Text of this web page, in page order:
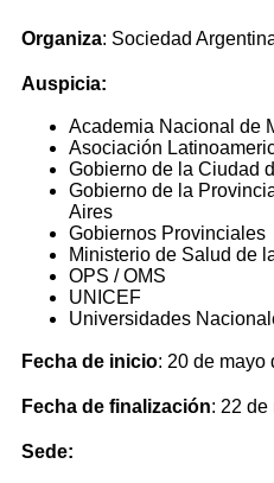
Organiza: Sociedad
Auspicia:
Academia Nacional de
Asociación
Gobierno de la Ciudad
Gobierno de la
Aires
Gobiernos Provinciales
Ministerio de Salud de
OPS / OMS
UNICEF
Universidades
Fecha de inicio: 20 de mayo
Fecha de finalización: 22 de
Sede: